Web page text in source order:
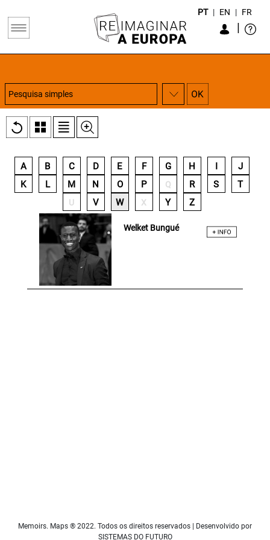
|
PT | EN | FR
A B C D E F G H
J
K
L M N O P Q R S T
U V W X Y Z
Welket Bungué
Memoirs. Maps ® 2022. Todos os direitos reservados | Desenvolvido por
SISTEMAS DO FUTURO